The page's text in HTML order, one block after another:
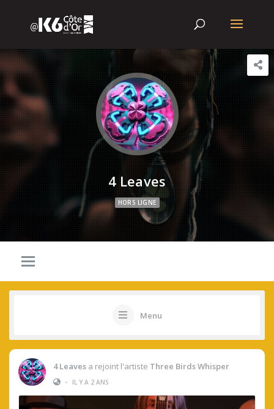
4 Leaves
HORS LIGNE
Menu
4 Leaves a rejoint l'artiste Three Birds Whisper
•
IL Y A 2 ANS